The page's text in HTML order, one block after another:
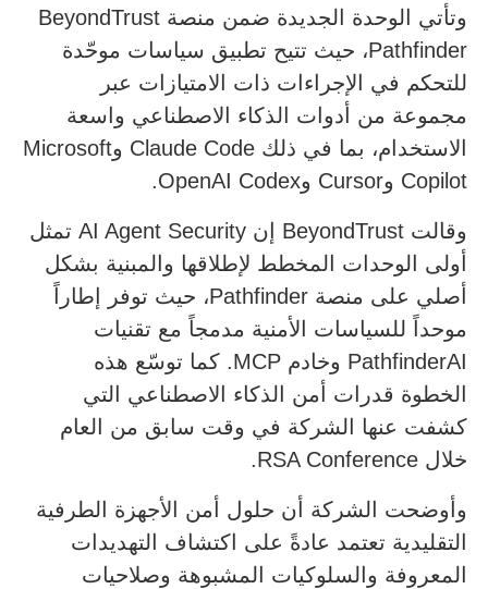
وتأتي الوحدة الجديدة ضمن منصة BeyondTrust
Pathfinder، حيث تتيح تطبيق سياسات موحّدة
للتحكم في الإجراءات ذات الامتيازات عبر
مجموعة من أدوات الذكاء الاصطناعي واسعة
الاستخدام، بما في ذلك Claude Code وMicrosoft
Copilot وCursor وOpenAI Codex.
وقالت BeyondTrust إن AI Agent Security تمثل
أولى الوحدات المخطط لإطلاقها والمبنية بشكل
أصلي على منصة Pathfinder، حيث توفر إطاراً
موحداً للسياسات الأمنية مدمجاً مع تقنيات
PathfinderAI وخادم MCP. كما توسّع هذه
الخطوة قدرات أمن الذكاء الاصطناعي التي
كشفت عنها الشركة في وقت سابق من العام
خلال RSA Conference.
وأوضحت الشركة أن حلول أمن الأجهزة الطرفية
التقليدية تعتمد عادةً على اكتشاف التهديدات
المعروفة والسلوكيات المشبوهة وصلاحيات